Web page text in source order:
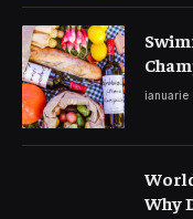
ianuarie
Why